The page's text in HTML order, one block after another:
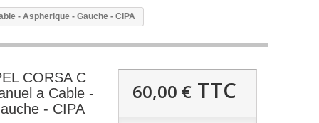
- Aspherique - Gauche - CIPA
CORSA C
a Cable -
- CIPA
60,00 €TTC